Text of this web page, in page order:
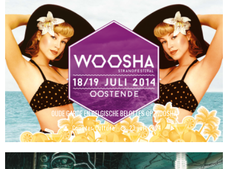
OUDE GARDE EN BELGISCHE BELOFTES OP WOOSHA
Counter Culture 23 juli 2014